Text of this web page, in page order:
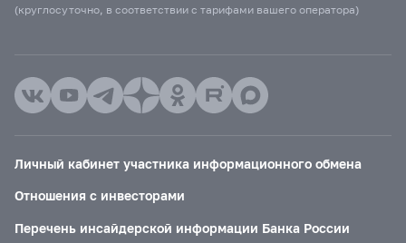
(круглосуточно, в соответствии с тарифами вашего оператора)
Личный кабинет участника информационного обмена
Отношения с инвесторами
Перечень инсайдерской информации Банка России